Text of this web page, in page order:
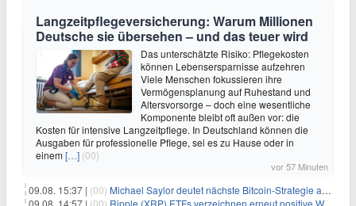
Langzeitpflegeversicherung: Warum Millionen
Deutsche sie übersehen – und das teuer wird
Das unterschätzte Risiko: Pflegekosten
können Lebensersparnisse aufzehren
Viele Menschen fokussieren ihre
Vermögensplanung auf Ruhestand und
Altersvorsorge – doch eine wesentliche
Komponente bleibt oft außen vor: die
Kosten für intensive Langzeitpflege. In Deutschland können die
Ausgaben für professionelle Pflege, sei es zu Hause oder in
einem[…] (00)
vor 57 Minuten
09.08. 15:37 | (00) Michael Saylor deutet nächste Bitcoin-Strategie an: Analysten erwarten weiteren Verkauf
09.08. 14:57 | (00) Ripple (XRP) ETFs verzeichnen erneut positive Woche, doch neue Bedenken tauchen auf